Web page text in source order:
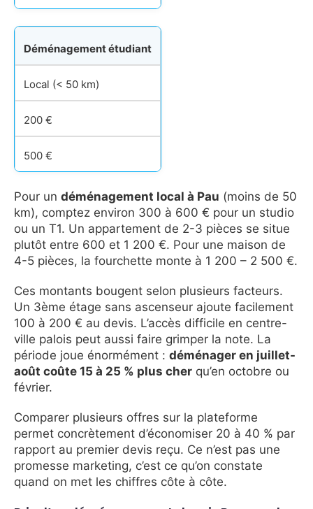
Déménagement étudiant
Local (< 50 km)
200 €
500 €
Pour un déménagement local à Pau (moins de 50
km), comptez environ 300 à 600 € pour un studio
ou un T1. Un appartement de 2-3 pièces se situe
plutôt entre 600 et 1 200 €. Pour une maison de
4-5 pièces, la fourchette monte à 1 200 – 2 500 €.
Ces montants bougent selon plusieurs facteurs.
Un 3ème étage sans ascenseur ajoute facilement
100 à 200 € au devis. L’accès difficile en centre-
ville palois peut aussi faire grimper la note. La
période joue énormément : déménager en juillet-
août coûte 15 à 25 % plus cher qu’en octobre ou
février.
Comparer plusieurs offres sur la plateforme
permet concrètement d’économiser 20 à 40 % par
rapport au premier devis reçu. Ce n’est pas une
promesse marketing, c’est ce qu’on constate
quand on met les chiffres côte à côte.